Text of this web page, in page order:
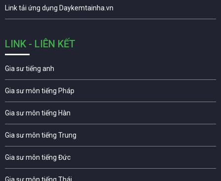
Link tải ứng dụng Daykemtainha.vn
LINK - LIÊN KẾT
Gia sư tiếng anh
Gia sư môn tiếng Pháp
Gia sư môn tiếng Hàn
Gia sư môn tiếng Trung
Gia sư môn tiếng Đức
Gia sư môn tiếng Thái